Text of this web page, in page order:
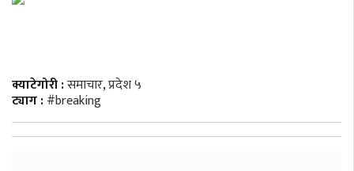
क्याटेगोरी :समाचार,प्रदेश ५
ट्याग :#breaking